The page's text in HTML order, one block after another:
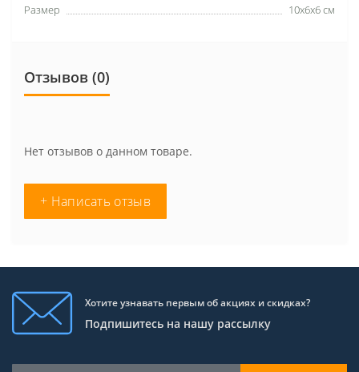
Размер
10х6х6 см
Отзывов (0)
Нет отзывов о данном товаре.
+ Написать отзыв
Хотите узнавать первым об акциях и скидках?
Подпишитесь на нашу рассылку